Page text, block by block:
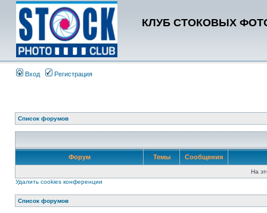
КЛУБ СТОКОВЫХ
Вход Регистрация
Список форумов
Форум Темы Сообщения
На
Удалить cookies конференции
Список форумов